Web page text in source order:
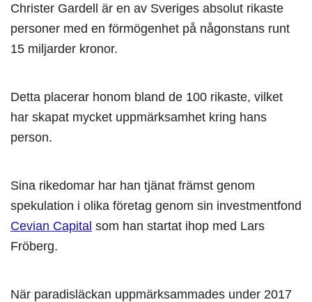
Christer Gardell är en av Sveriges absolut rikaste
personer med en förmögenhet på någonstans runt
15 miljarder kronor.
Detta placerar honom bland de 100 rikaste, vilket
har skapat mycket uppmärksamhet kring hans
person.
Sina rikedomar har han tjänat främst genom
spekulation i olika företag genom sin investmentfond
Cevian Capital som han startat ihop med Lars
Fröberg.
När paradisläckan uppmärksammades under 2017